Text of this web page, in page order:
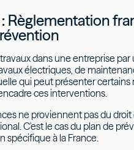
Règlementation
dans une entreprise par
électriques, de
qui peut présenter certains
ces interventions.
ne proviennent pas du
C'est le cas du plan de
spécifique à la France.